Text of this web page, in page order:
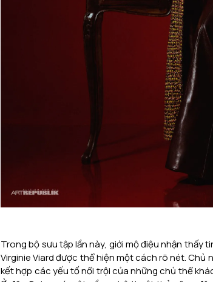
Trong bộ sưu tập lần này, giới mộ điệu nhận thấy
Virginie Viard được thể hiện một cách rõ nét.
kết hợp các yếu tố nổi trội của những chủ thể